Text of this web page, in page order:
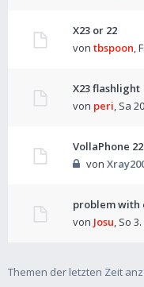
X23 or 22
von tbspoon,
X23 flashlight
von peri, Sa
VollaPhone
von
problem with
von Josu, So
Themen der letzten Zeit